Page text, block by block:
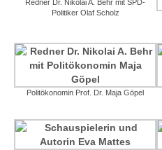
Redner Dr. Nikolai A. Behr mit SPD-
Politiker Olaf Scholz
Politökonomin Prof. Dr. Maja Göpel